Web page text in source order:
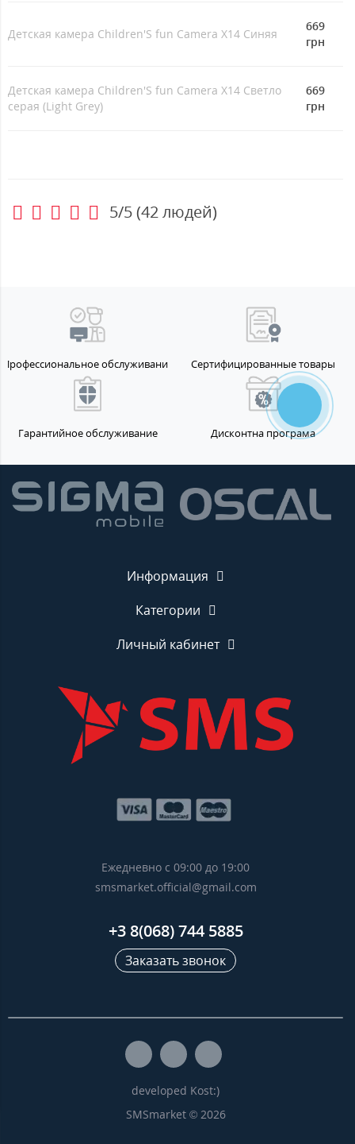
Детская камера Children'S fun Camera X14 Синяя
669
грн
Детская камера Children'S fun Camera X14 Светло
серая (Light Grey)
669
грн
5/5(42людей)
Профессиональное обслуживание Сертифицированные товары
Гарантийное обслуживание Дисконтна програма
Информация
Категории
Личный кабинет
Ежедневно с 09:00 до 19:00
smsmarket.official@gmail.com
+3 8(068) 744 5885
Заказать звонок
SMSmarket © 2026
developed Kost:)